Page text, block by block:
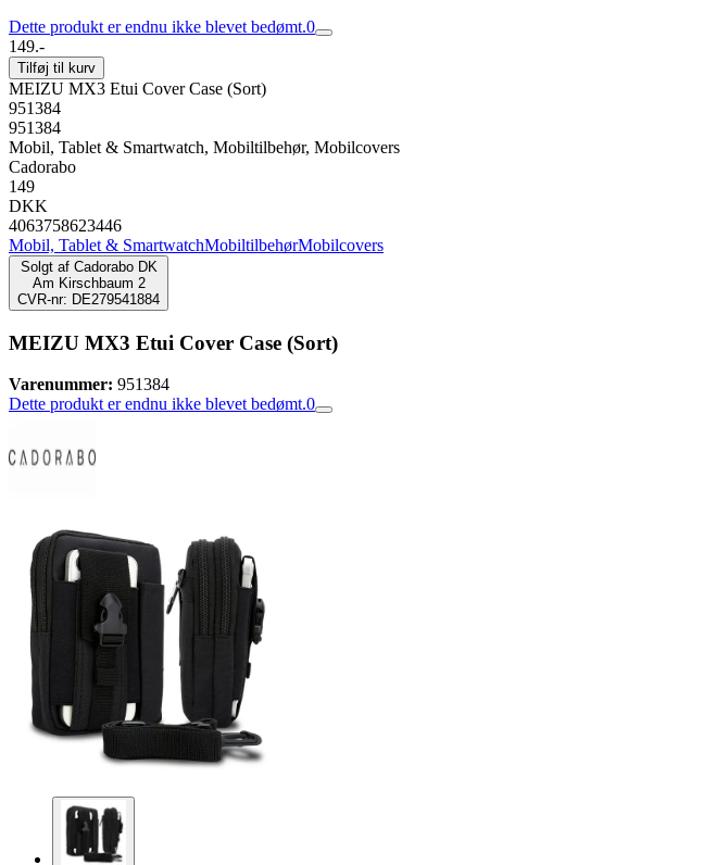
Dette produkt er endnu ikke blevet bedømt.0
149.-
Tilføj til kurv
MEIZU MX3 Etui Cover Case (Sort)
951384
951384
Mobil, Tablet & Smartwatch, Mobiltilbehør, Mobilcovers
Cadorabo
149
DKK
4063758623446
Mobil, Tablet & SmartwatchMobiltilbehørMobilcovers
Solgt af Cadorabo DK
Am Kirschbaum 2
CVR-nr: DE279541884
MEIZU MX3 Etui Cover Case (Sort)
Varenummer: 951384
Dette produkt er endnu ikke blevet bedømt.0